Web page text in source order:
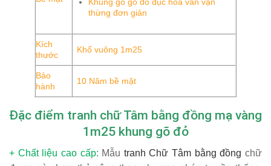
thừng đơn giản
Kích
thước
Khổ vuông 1m25
Bảo
hành
10 Năm bề mặt
Đặc điểm tranh chữ Tâm bằng đồng mạ vàng
1m25 khung gõ đỏ
+ Chất liệu cao cấp: Mẫu tranh Chữ Tâm bằng đồng chữ